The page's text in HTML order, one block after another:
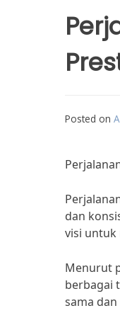
Posted on
dan
visi untuk
Menurut
berbagai
sama